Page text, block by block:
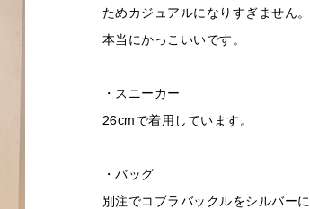
ためカジュアルになりすぎません。
本当にかっこいいです。
・スニーカー
26cmで着用しています。
・バッグ
別注でコブラバックルをシルバー